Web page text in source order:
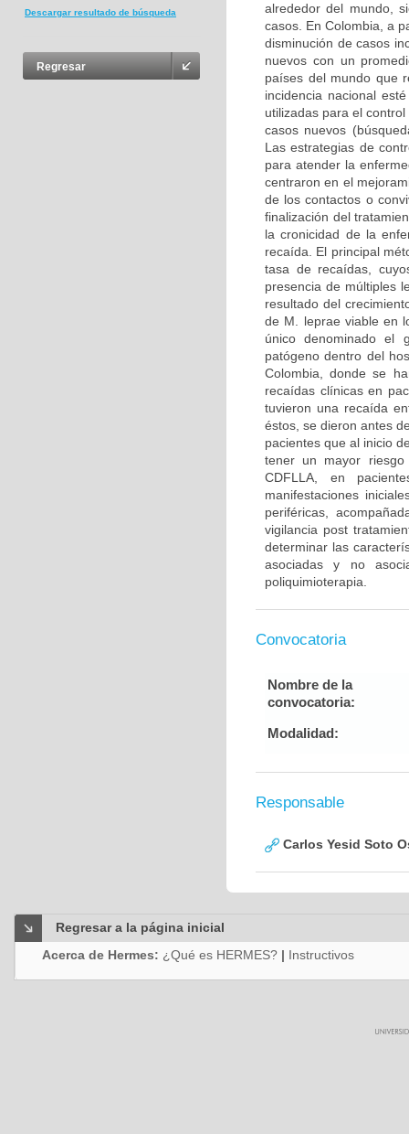
Descargar resultado de búsqueda
Regresar
alrededor del mundo,
casos. En Colombia, a
disminución de casos
nuevos con un
países del mundo que
incidencia nacional
utilizadas para el
casos nuevos
Las estrategias de
para atender la
centraron en el
de los contactos o
finalización del
la cronicidad de la
recaída. El principal
tasa de recaídas,
presencia de múltiples
resultado del
de M. leprae viable en
único denominado el
patógeno dentro del
Colombia, donde se
recaídas clínicas en
tuvieron una recaída
éstos, se dieron antes
pacientes que al inicio
tener un mayor riesgo
CDFLLA, en
manifestaciones
periféricas,
vigilancia post
determinar las
asociadas y no
poliquimioterapia.
Convocatoria
Nombre de la
convocatoria:
Modalidad:
Responsable
Carlos Yesid Soto
Regresar a la página inicial
Acerca de Hermes: ¿Qué es HERMES? | Instructivos